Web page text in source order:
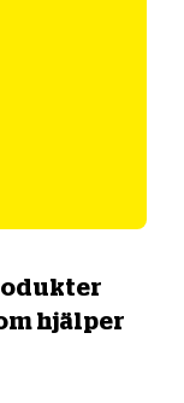
hjälper